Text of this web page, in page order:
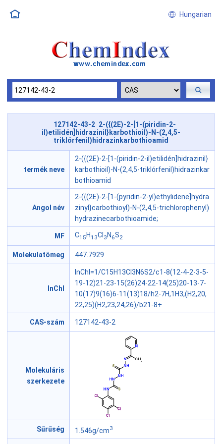
Hungarian
127142-43-2 2-({(2E)-2-[1-(piridin-2-
il)etilidén]hidrazinil}karbothioil)-N-(2,4,5-
triklórfenil)hidrazinkarbothioamid
termék neve
2-({(2E)-2-[1-(piridin-2-il)etilidén]hidrazinil}
karbothioil)-N-(2,4,5-triklórfenil)hidrazinkar
bothioamid
Angol név
2-({(2E)-2-[1-(pyridin-2-yl)ethylidene]hydra
zinyl}carbothioyl)-N-(2,4,5-trichlorophenyl)
hydrazinecarbothioamide;
MF C15 H13Cl 3 N 6S2
Molekulatömeg 447.7929
InChI
InChI=1/C15H13Cl3N6S2/c1-8(12-4-2-3-5-
19-12)21-23-15(26)24-22-14(25)20-13-7-
10(17)9(16)6-11(13)18/h2-7H,1H3,(H2,20,
22,25)(H2,23,24,26)/b21-8+
CAS-szám 127142-43-2
Molekuláris
szerkezete
Sűrűség 1.546g/cm3